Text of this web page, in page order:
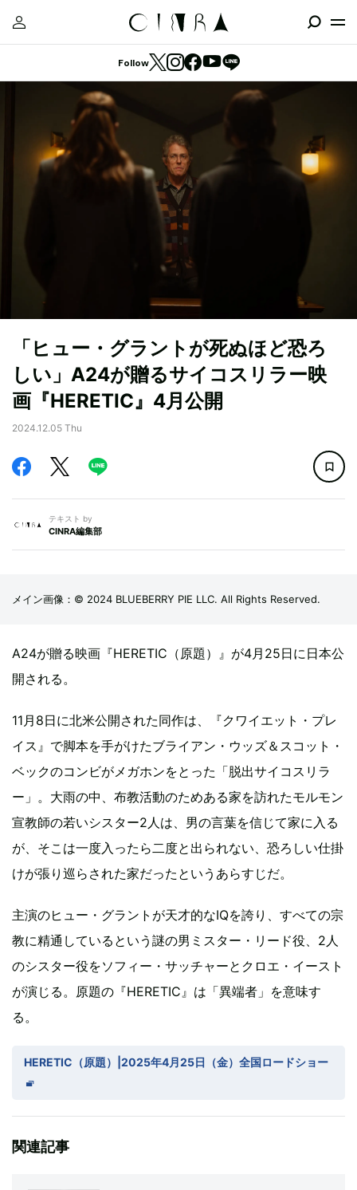
Follow
「ヒュー・グラントが死ぬほど恐ろ
しい」A24が贈るサイコスリラー映
画『HERETIC』4月公開
2024.12.05 Thu
テキスト by
CINRA編集部
メイン画像：© 2024 BLUEBERRY PIE LLC. All Rights Reserved.
A24が贈る映画『HERETIC（原題）』が4月25日に日本公
開される。
11月8日に北米公開された同作は、『クワイエット・プレ
イス』で脚本を手がけたブライアン・ウッズ＆スコット・
ベックのコンビがメガホンをとった「脱出サイコスリラ
ー」。大雨の中、布教活動のためある家を訪れたモルモン
宣教師の若いシスター2人は、男の言葉を信じて家に入る
が、そこは一度入ったら二度と出られない、恐ろしい仕掛
けが張り巡らされた家だったというあらすじだ。
主演のヒュー・グラントが天才的なIQを誇り、すべての宗
教に精通しているという謎の男ミスター・リード役、2人
のシスター役をソフィー・サッチャーとクロエ・イースト
が演じる。原題の『HERETIC』は「異端者」を意味す
る。
HERETIC（原題）|2025年4月25日（金）全国ロードショー
関連記事